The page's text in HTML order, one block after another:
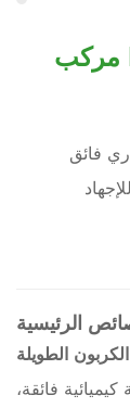
مركب PEEK المقوى بألياف الكربون
فائق
الرئيسية
فائقة،